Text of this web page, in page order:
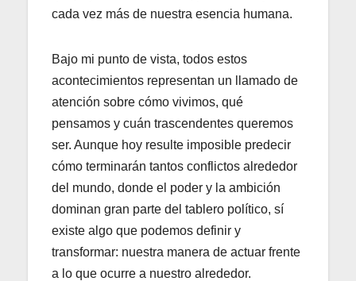
cada vez más de nuestra esencia humana.
Bajo mi punto de vista, todos estos
acontecimientos representan un llamado de
atención sobre cómo vivimos, qué
pensamos y cuán trascendentes queremos
ser. Aunque hoy resulte imposible predecir
cómo terminarán tantos conflictos alrededor
del mundo, donde el poder y la ambición
dominan gran parte del tablero político, sí
existe algo que podemos definir y
transformar: nuestra manera de actuar frente
a lo que ocurre a nuestro alrededor.